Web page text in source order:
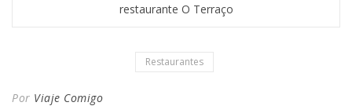
restaurante O Terraço
Restaurantes
Por Viaje Comigo